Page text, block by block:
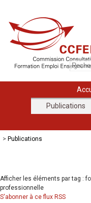
Publications
> Publications
Afficher les éléments par tag :
professionnelle
S'abonner à ce flux RSS